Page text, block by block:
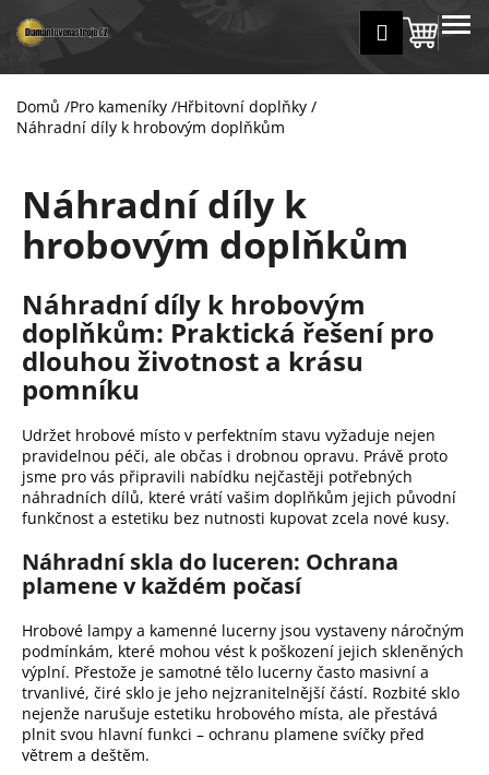
na
obsah
Přihlášení
košík
MENU
Domů /Pro kameníky /Hřbitovní doplňky /
Náhradní díly k hrobovým doplňkům
Náhradní díly k
hrobovým doplňkům
Náhradní díly k hrobovým
doplňkům: Praktická řešení pro
dlouhou životnost a krásu
pomníku
Udržet hrobové místo v perfektním stavu vyžaduje nejen
pravidelnou péči, ale občas i drobnou opravu. Právě proto
jsme pro vás připravili nabídku nejčastěji potřebných
náhradních dílů, které vrátí vašim doplňkům jejich původní
funkčnost a estetiku bez nutnosti kupovat zcela nové kusy.
Náhradní skla do luceren: Ochrana
plamene v každém počasí
Hrobové lampy a kamenné lucerny jsou vystaveny náročným
podmínkám, které mohou vést k poškození jejich skleněných
výplní. Přestože je samotné tělo lucerny často masivní a
trvanlivé, čiré sklo je jeho nejzranitelnější částí. Rozbité sklo
nejenže narušuje estetiku hrobového místa, ale přestává
plnit svou hlavní funkci – ochranu plamene svíčky před
větrem a deštěm.
š
Zpět
Zpět
C
o
t
ř
e
b
u
j
e
t
e
n
a
j
í
t
?
Hledat